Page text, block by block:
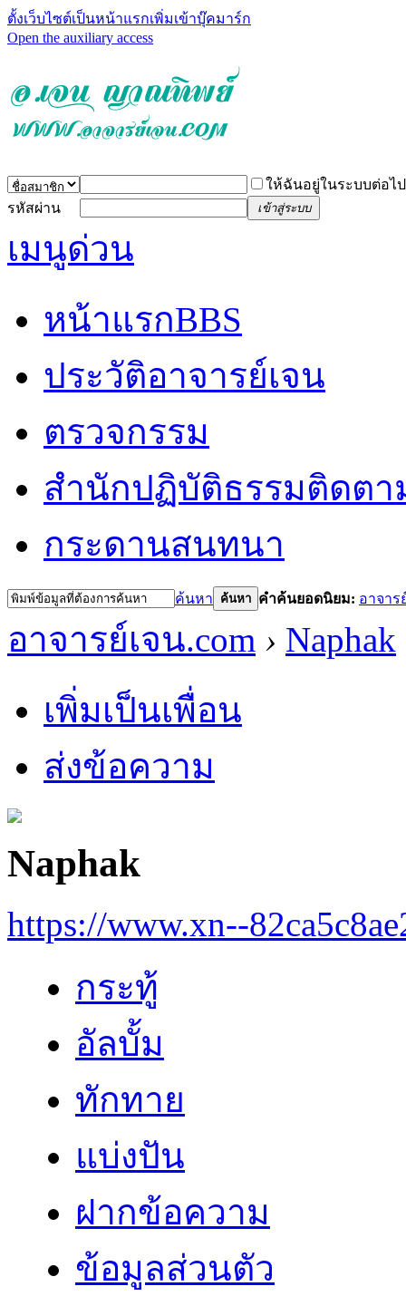
ตั้งเว็บไซต์เป็นหน้าแรกเพิ่มเข้าบุ๊คมาร์ก
Open the auxiliary access
ให้ฉันอยู่ในระบบต่อไป
รหัสผ่าน
เข้าสู่ระบบ
เมนูด่วน
หน้าแรกBBS
ประวัติอาจารย์เจน
ตรวจกรรม
สำนักปฏิบัติธรรมติดต
กระดานสนทนา
ค้นหา ค้นหา คำค้นยอดนิยม: อาจาร
อาจารย์เจน.com › Naphak
เพิ่มเป็นเพื่อน
ส่งข้อความ
Naphak
https://www.xn--
กระทู้
อัลบั้ม
ทักทาย
แบ่งปัน
ฝากข้อความ
ข้อมูลส่วนตัว